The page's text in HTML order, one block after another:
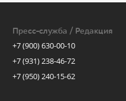
Пресс-служба / Редакция
+7 (900) 630-00-10
+7 (931) 238-46-72
+7 (950) 240-15-62